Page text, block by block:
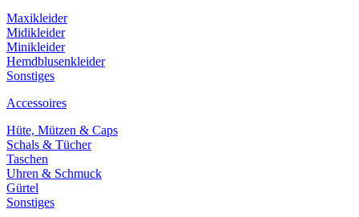
Maxikleider
Midikleider
Minikleider
Hemdblusenkleider
Sonstiges
Accessoires
Hüte, Mützen & Caps
Schals & Tücher
Taschen
Uhren & Schmuck
Gürtel
Sonstiges